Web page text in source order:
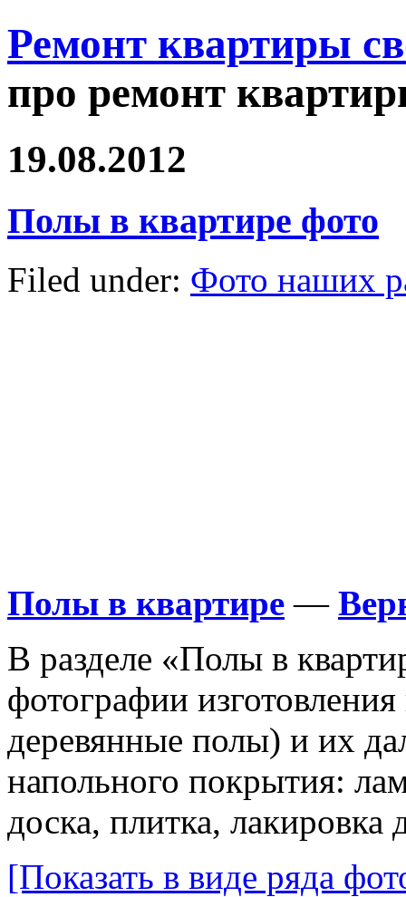
Ремонт квартиры
про ремонт
19.08.2012
Полы в квартире фото
Filed under: Фото наших
Полы в квартире —
В разделе «Полы в
фотографии
деревянные полы) и их
напольного покрытия:
доска, плитка,
[Показать в виде ряда